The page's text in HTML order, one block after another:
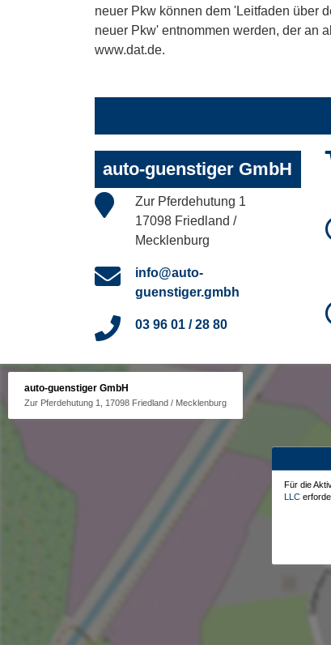
neuer Pkw können dem 'Leitfaden über
neuer Pkw' entnommen werden, der an
www.dat.de.
auto-guenstiger GmbH
Zur Pferdehutung 1
17098 Friedland /
Mecklenburg
info@auto-
guenstiger.gmbh
03 96 01 / 28 80
auto-guenstiger GmbH
Zur Pferdehutung 1, 17098 Friedland / Mecklenburg
Für die
LLC